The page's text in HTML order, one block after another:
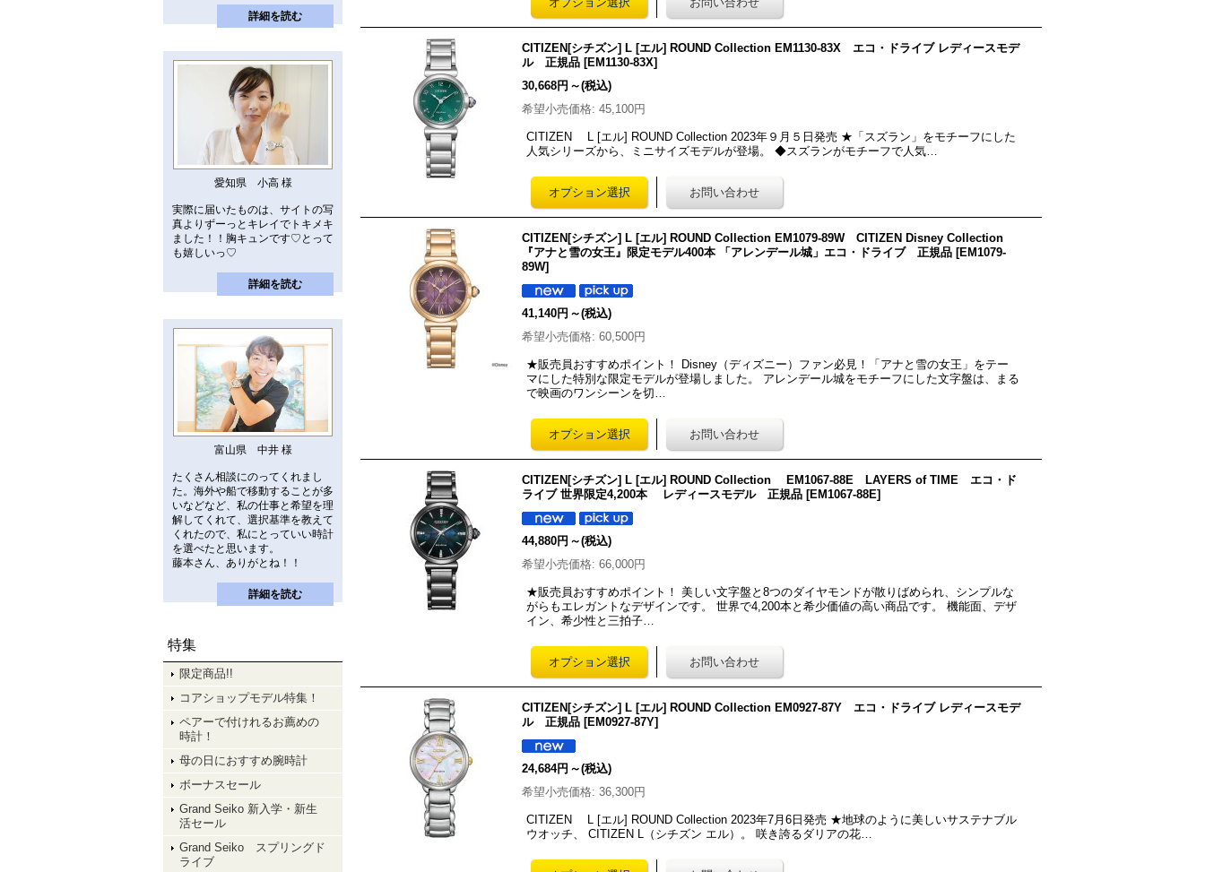
詳細を読む
愛知県 小高 様
実際に届いたものは、サイトの写
真よりずーっとキレイでトキメキ
ました！！胸キュンです♡とって
も嬉しいっ♡
詳細を読む
富山県 中井 様
たくさん相談にのってくれまし
た。海外や船で移動することが多
いなどなど、私の仕事と希望を理
解してくれて、選択基準を教えて
くれたので、私にとっていい時計
を選べたと思います。
藤本さん、ありがとね！！
詳細を読む
特集
限定商品!!
コアショップモデル特集！
ペアーで付けれるお薦めの
時計！
母の日におすすめ腕時計
ボーナスセール
Grand Seiko 新入学・新生
活セール
Grand Seiko スプリングド
ライブ
CITIZEN[シチズン] L [エル] ROUND Collection EM1130-83X エコ・ドライブ レディースモデ
ル 正規品 [EM1130-83X]
30,668円 ～(税込)
希望小売価格: 45,100円
CITIZEN L [エル] ROUND Collection 2023年９月５日発売 ★「スズラン」をモチーフにした
人気シリーズから、ミニサイズモデルが登場。 ◆スズランがモチーフで人気…
CITIZEN[シチズン] L [エル] ROUND Collection EM1079-89W CITIZEN Disney Collection
『アナと雪の女王』限定モデル400本 「アレンデール城」エコ・ドライブ 正規品 [EM1079-
89W]
41,140円 ～(税込)
希望小売価格: 60,500円
★販売員おすすめポイント！ Disney（ディズニー）ファン必見！「アナと雪の女王」をテー
マにした特別な限定モデルが登場しました。 アレンデール城をモチーフにした文字盤は、まる
で映画のワンシーンを切…
CITIZEN[シチズン] L [エル] ROUND Collection EM1067-88E LAYERS of TIME エコ・ド
ライブ 世界限定4,200本 レディースモデル 正規品 [EM1067-88E]
44,880円 ～(税込)
希望小売価格: 66,000円
★販売員おすすめポイント！ 美しい文字盤と8つのダイヤモンドが散りばめられ、シンプルな
がらもエレガントなデザインです。 世界で4,200本と希少価値の高い商品です。 機能面、デザ
イン、希少性と三拍子…
CITIZEN[シチズン] L [エル] ROUND Collection EM0927-87Y エコ・ドライブ レディースモデ
ル 正規品 [EM0927-87Y]
24,684円 ～(税込)
希望小売価格: 36,300円
CITIZEN L [エル] ROUND Collection 2023年7月6日発売 ★地球のように美しいサステナブル
ウオッチ、 CITIZEN L（シチズン エル）。 咲き誇るダリアの花…